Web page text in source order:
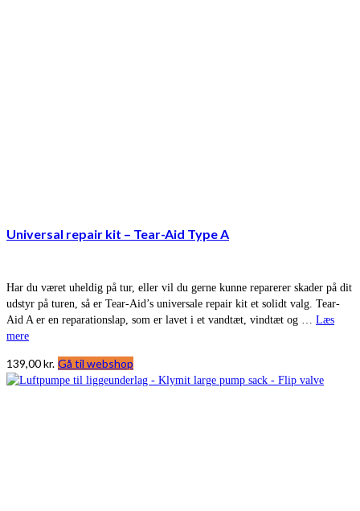
Universal repair kit – Tear-Aid Type A
Har du været uheldig på tur, eller vil du gerne kunne reparerer skader på dit
udstyr på turen, så er Tear-Aid’s universale repair kit et solidt valg. Tear-
Aid A er en reparationslap, som er lavet i et vandtæt, vindtæt og … Læs
mere
139,00kr. Gå til webshop